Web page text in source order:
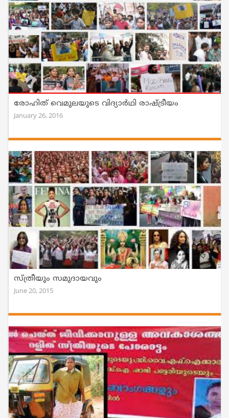
രോഹിത് വെമുലയുടെ വിദ്യാര്‍ഥി രാഷ്ട്രീയം
January 26, 2016
സ്ത്രീയും സമുദായവും
June 20, 2015